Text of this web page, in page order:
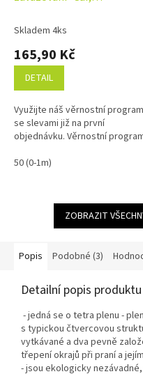
Skladem 4ks
165,90 Kč
DETAIL
Využijte náš věrnostní program
se slevami již na první
objednávku. Věrnostní
50 (0-1m)
ZOBRAZIT
Popis Podobné (3)
Detailní popis produktu
- jedná se o tetra plenu -
s typickou čtvercovou
vytkávané a dva pevně
třepení okrajů při praní a
- jsou ekologicky